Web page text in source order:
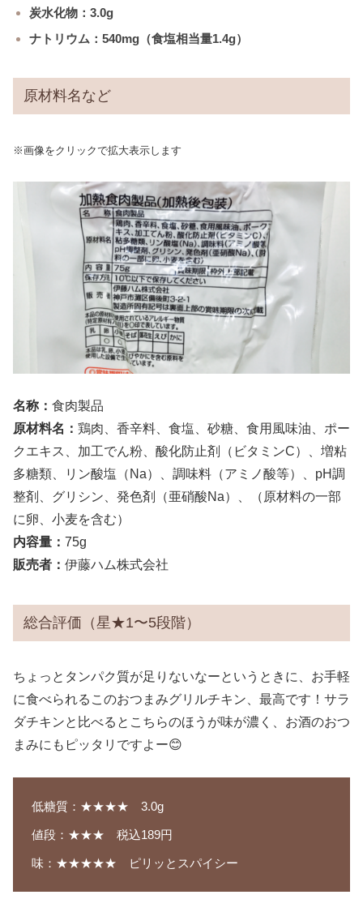
炭水化物：3.0g
ナトリウム：540mg（食塩相当量1.4g）
原材料名など
※画像をクリックで拡大表示します
名称： 食肉製品
原材料名： 鶏肉、香辛料、食塩、砂糖、食用風味油、ポー
クエキス、加工でん粉、酸化防止剤（ビタミンC）、増粘
多糖類、リン酸塩（Na）、調味料（アミノ酸等）、pH調
整剤、グリシン、発色剤（亜硝酸Na）、（原材料の一部
に卵、小麦を含む）
内容量： 75g
販売者： 伊藤ハム株式会社
総合評価（星★1〜5段階）
ちょっとタンパク質が足りないなーというときに、お手軽
に食べられるこのおつまみグリルチキン、最高です！サラ
ダチキンと比べるとこちらのほうが味が濃く、お酒のおつ
まみにもピッタリですよー😊
低糖質：★★★★ 3.0g
値段：★★★ 税込189円
味：★★★★★ ピリッとスパイシー